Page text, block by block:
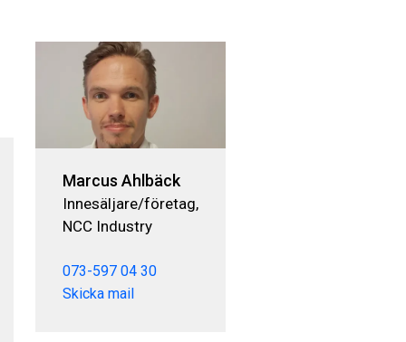
Marcus Ahlbäck
Innesäljare/företag,
NCC Industry
073-597 04 30
Skicka mail